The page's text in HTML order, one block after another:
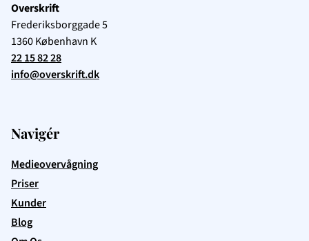
Overskrift
Frederiksborggade 5
1360København K
22 15 82 28
info@overskrift.dk
Navigér
Medieovervågning
Priser
Kunder
Blog